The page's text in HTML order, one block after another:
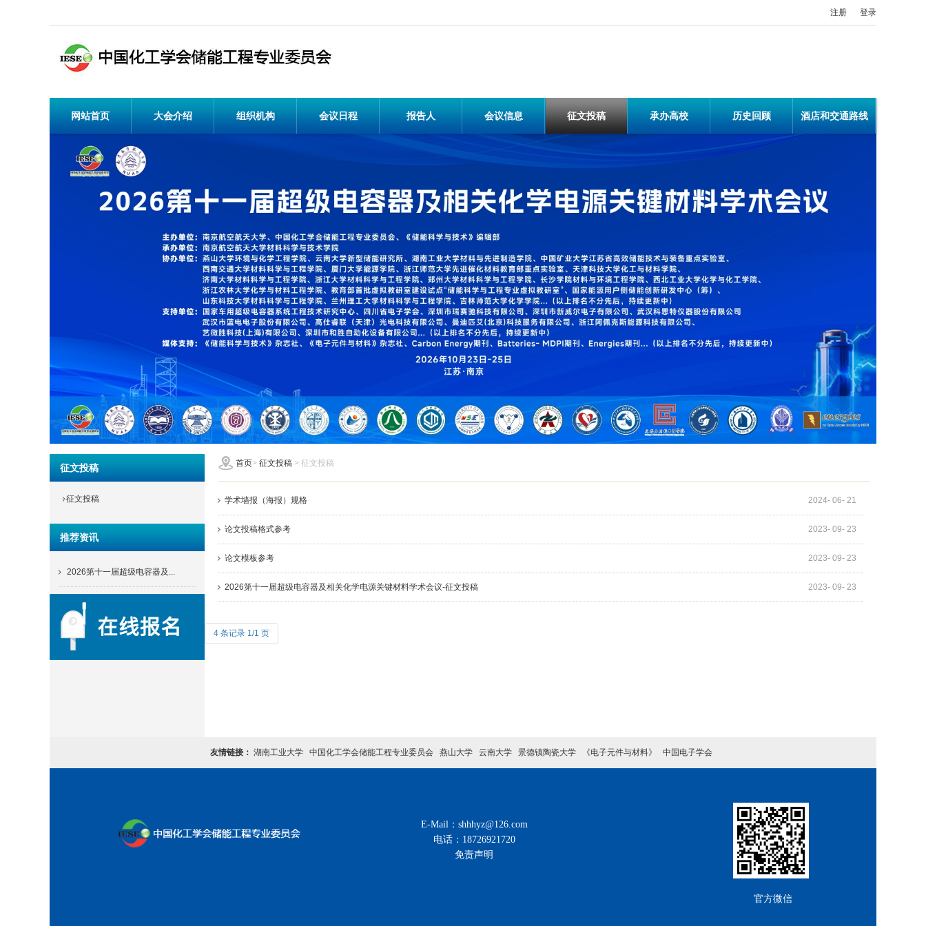
注册 登录
网站首页 大会介绍 组织机构 会议日程 报告人 会议信息 征文投稿 承办高校 历史回顾 酒店和交通路线
首页> 征文投稿 > 征文投稿
征文投稿
征文投稿
推荐资讯
2026第十一届超级电容器及...
2024- 06- 21
学术墙报（海报）规格
2023- 09- 23
论文投稿格式参考
2023- 09- 23
论文模板参考
2023- 09- 23
2026第十一届超级电容器及相关化学电源关键材料学术会议-征文投稿
4 条记录 1/1 页
友情链接： 湖南工业大学 中国化工学会储能工程专业委员会 燕山大学 云南大学 景德镇陶瓷大学 《电子元件与材料》 中国电子学会
E-Mail：shhhyz@126.com
电话：18726921720
免责声明
官方微信